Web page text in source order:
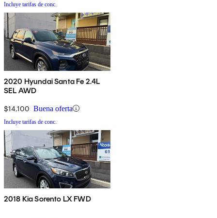
Incluye tarifas de conc.
2020 Hyundai Santa Fe 2.4L
SEL AWD
$14,100 Buena oferta
Incluye tarifas de conc.
2018 Kia Sorento LX FWD